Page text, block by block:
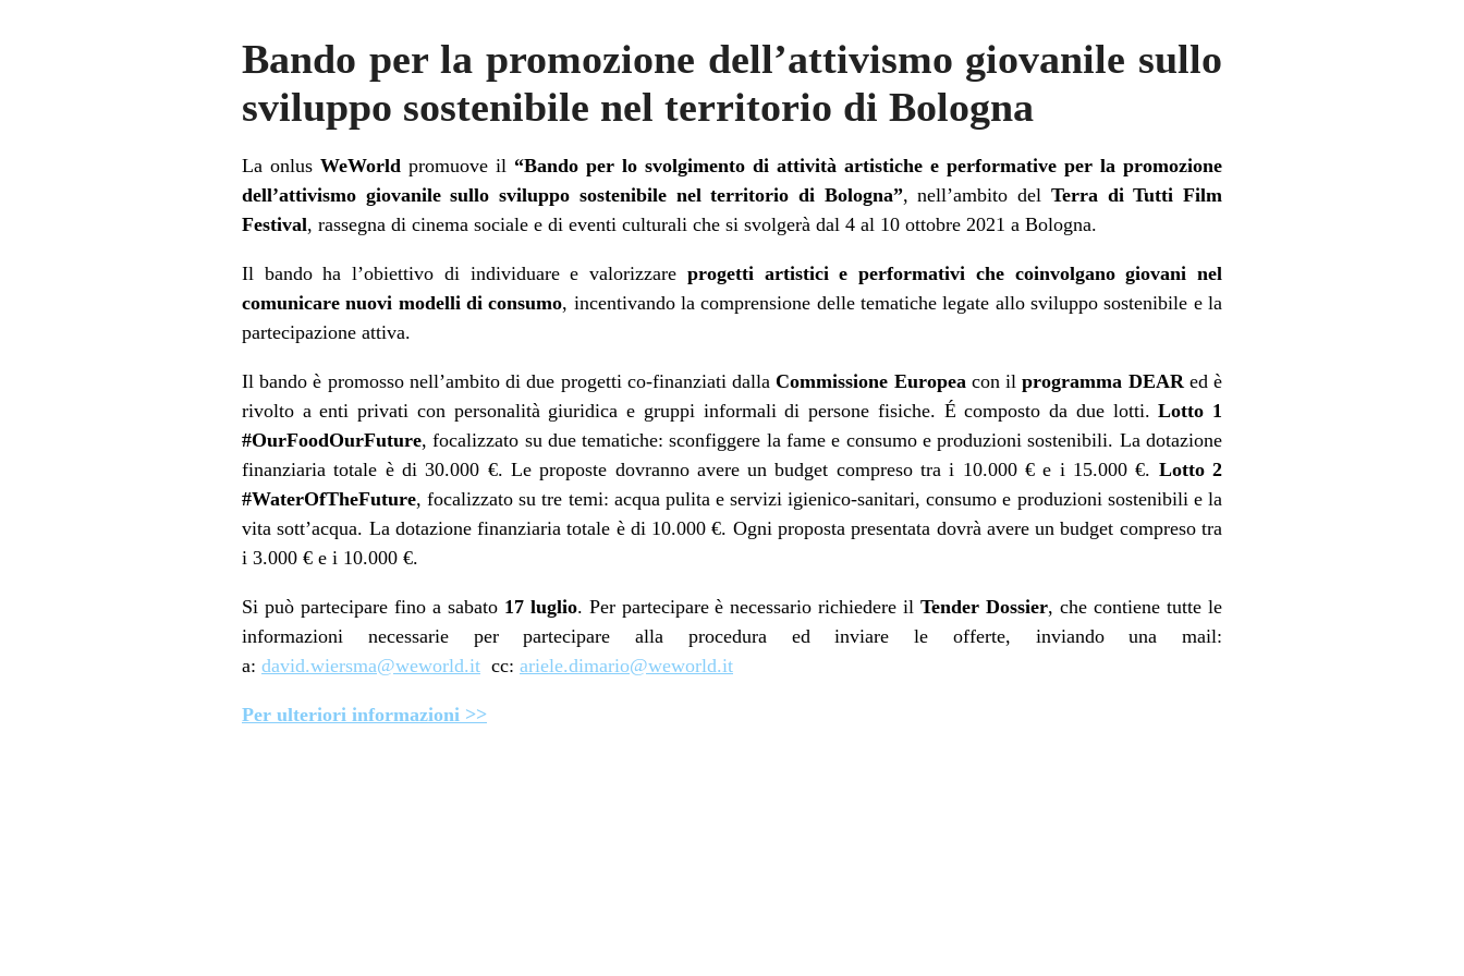
Bando per la promozione dell’attivismo giovanile sullo
sviluppo sostenibile nel territorio di Bologna
La onlus WeWorld promuove il “Bando per lo svolgimento di attività artistiche e performative per la promozione
dell’attivismo giovanile sullo sviluppo sostenibile nel territorio di Bologna”, nell’ambito del Terra di Tutti Film
Festival, rassegna di cinema sociale e di eventi culturali che si svolgerà dal 4 al 10 ottobre 2021 a Bologna.
Il bando ha l’obiettivo di individuare e valorizzare progetti artistici e performativi che coinvolgano giovani nel
comunicare nuovi modelli di consumo, incentivando la comprensione delle tematiche legate allo sviluppo sostenibile e la
partecipazione attiva.
Il bando è promosso nell’ambito di due progetti co-finanziati dallaCommissione Europea con ilprogramma DEAR ed è
rivolto a enti privati con personalità giuridica e gruppi informali di persone fisiche. É composto da due lotti.Lotto 1
#OurFoodOurFuture, focalizzato su due tematiche: sconfiggere la fame e consumo e produzioni sostenibili. La dotazione
finanziaria totale è di 30.000 €. Le proposte dovranno avere un budget compreso tra i 10.000 € e i 15.000 €. Lotto 2
#WaterOfTheFuture, focalizzato su tre temi: acqua pulita e servizi igienico-sanitari, consumo e produzioni sostenibili e la
vita sott’acqua. La dotazione finanziaria totale è di 10.000 €. Ogni proposta presentata dovrà avere un budget compreso tra
i 3.000 € e i 10.000 €.
Si può partecipare fino a sabato 17 luglio. Per partecipare è necessario richiedere ilTender Dossier, che contiene tutte le
informazioni necessarie per partecipare alla procedura ed inviare le offerte, inviando una mail:
a: david.wiersma@weworld.it cc: ariele.dimario@weworld.it
Per ulteriori informazioni >>